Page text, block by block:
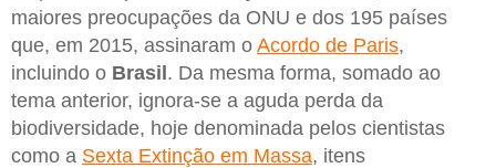
maiores preocupações da ONU e dos 195 países
que, em 2015, assinaram o Acordo de Paris,
incluindo o Brasil. Da mesma forma, somado ao
tema anterior, ignora-se a aguda perda da
biodiversidade, hoje denominada pelos cientistas
como a Sexta Extinção em Massa, itens